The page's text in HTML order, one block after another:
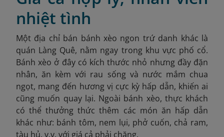
nhiệt tình
Một địa chỉ bán bánh xèo ngon trứ danh khác là
quán Làng Quê, nằm ngay trong khu vực phố cổ.
Bánh xèo ở đây có kích thước nhỏ nhưng đầy đặn
nhân, ăn kèm với rau sống và nước mắm chua
ngọt, mang đến hương vị cực kỳ hấp dẫn, khiến ai
cũng muốn quay lại. Ngoài bánh xèo, thực khách
có thể thưởng thức thêm các món ăn hấp dẫn
khác như: bánh tôm, nem lụi, phở cuốn, chả ram,
tàu hủ, v.v. với giá cả phải chăng.